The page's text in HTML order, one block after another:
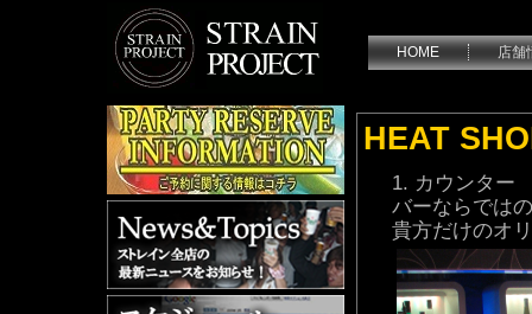
HOME 店舗
HEAT
カウンター
バーならでは
貴方だけのオ